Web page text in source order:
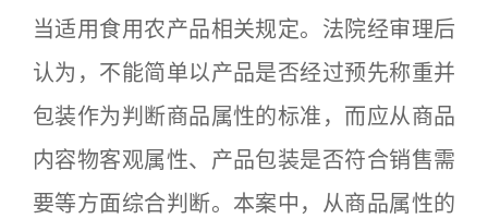
当适用食用农产品相关规定。法院经审理后
认为，不能简单以产品是否经过预先称重并
包装作为判断商品属性的标准，而应从商品
内容物客观属性、产品包装是否符合销售需
要等方面综合判断。本案中，从商品属性的